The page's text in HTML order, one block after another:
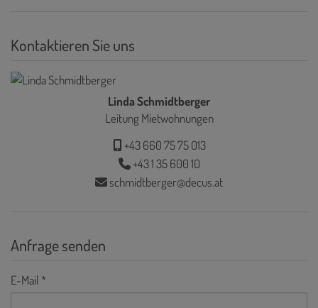
Kontaktieren Sie uns
Linda Schmidtberger
Leitung Mietwohnungen
+43 660 75 75 013
+43 1 35 600 10
schmidtberger@decus.at
Anfrage senden
E-Mail